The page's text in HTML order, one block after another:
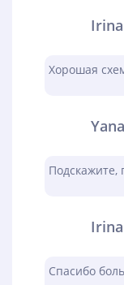
Хорошая
Подскажите,
Спасибо